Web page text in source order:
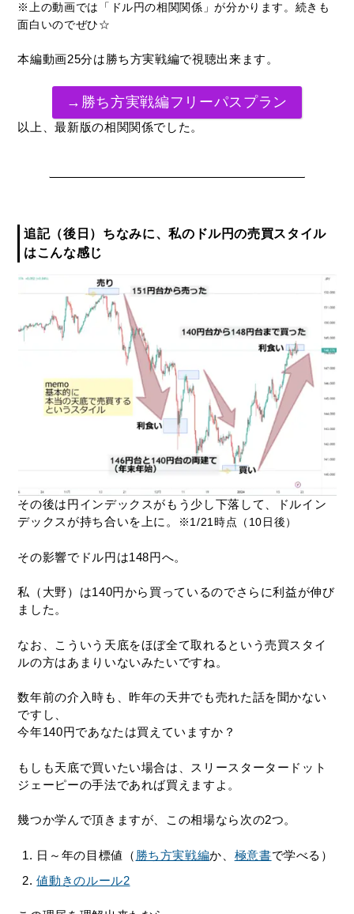
※上の動画では「ドル円の相関関係」が分かります。続きも
面白いのでぜひ☆
本編動画25分は勝ち方実戦編で視聴出来ます。
→勝ち方実戦編フリーパスプラン
以上、最新版の相関関係でした。
追記（後日）ちなみに、私のドル円の売買スタイル
はこんな感じ
その後は円インデックスがもう少し下落して、ドルイン
デックスが持ち合いを上に。
※1/21時点（10日後）
その影響でドル円は148円へ。
私（大野）は140円から買っているのでさらに利益が伸び
ました。
なお、こういう天底をほぼ全て取れるという売買スタイ
ルの方はあまりいないみたいですね。
数年前の介入時も、昨年の天井でも売れた話を聞かない
ですし、
今年140円であなたは買えていますか？
もしも天底で買いたい場合は、スリースタータードット
ジェーピーの手法であれば買えますよ。
幾つか学んで頂きますが、この相場なら次の2つ。
日～年の目標値（ 勝ち方実戦編か、 極意書で学べる）
値動きのルール2